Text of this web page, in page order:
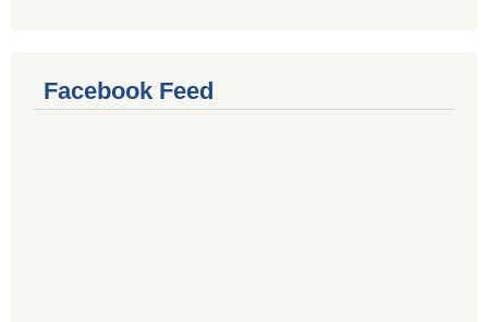
Facebook Feed